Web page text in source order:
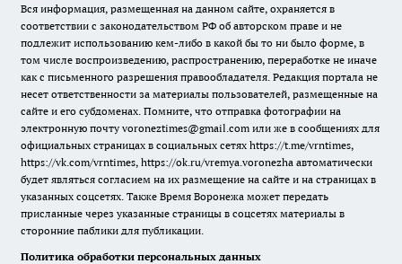
Вся информация, размещенная на данном сайте, охраняется в
соответствии с законодательством РФ об авторском праве и не
подлежит использованию кем-либо в какой бы то ни было форме, в
том числе воспроизведению, распространению, переработке не иначе
как с письменного разрешения правообладателя. Редакция портала не
несет ответственности за материалы пользователей, размещенные на
сайте и его субдоменах. Помните, что отправка фотографии на
электронную почту voroneztimes@gmail.com или же в сообщениях для
официальных страницах в социальных сетях https://t.me/vrntimes,
https://vk.com/vrntimes, https://ok.ru/vremya.voronezha автоматически
будет являться согласием на их размещение на сайте и на страницах в
указанных соцсетях. Также Время Воронежа может передать
присланные через указанные страницы в соцсетях материалы в
сторонние паблики для публикации.
Политика обработки персональных данных